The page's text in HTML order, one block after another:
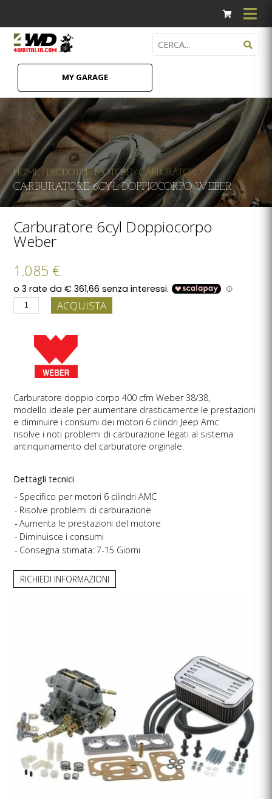
MY GARAGE
HOME /PRODOTTI /MOTORE/CARBURATORI /
CARBURATORE 6CYL DOPPIOCORPO WEBER
Carburatore 6cyl Doppiocorpo
Weber
1.085 €
ACQUISTA
Carburatore doppio corpo 400 cfm Weber 38/38,
modello ideale per aumentare drasticamente le prestazioni
e diminuire i consumi dei motori 6 cilindri Jeep Amc
risolve i noti problemi di carburazione legati al sistema
antinquinamento del carburatore originale.
Dettagli tecnici
Specifico per motori 6 cilindri AMC
Risolve problemi di carburazione
Aumenta le prestazioni del motore
Diminuisce i consumi
Consegna stimata: 7-15 Giorni
RICHIEDI INFORMAZIONI